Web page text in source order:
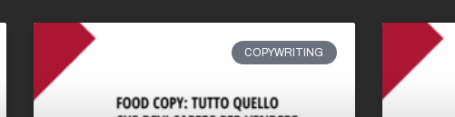
COPYWRITING